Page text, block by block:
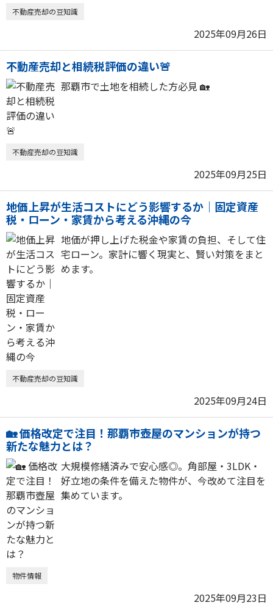
不動産売却の豆知識
2025年09月26日
不動産売却と相続税評価の違い🚨
那覇市で土地を相続した方必見 🏡
不動産売却の豆知識
2025年09月25日
地価上昇が生活コストにどう影響するか｜固定資産
税・ローン・家賃から考える沖縄の今
地価が押し上げた税金や家賃の負担、そして住
宅ローン。家計に響く現実と、賢い対策をまと
めます。
不動産売却の豆知識
2025年09月24日
🏡 価格改定で注目！那覇市壺屋のマンションが持つ
新たな魅力とは？
大規模修繕済みで安心感◎。角部屋・3LDK・
好立地の条件を備えた物件が、今改めて注目を
集めています。
物件情報
2025年09月23日